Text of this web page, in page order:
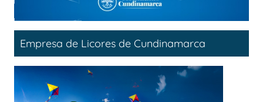
Empresa de Licores de Cundinamarca